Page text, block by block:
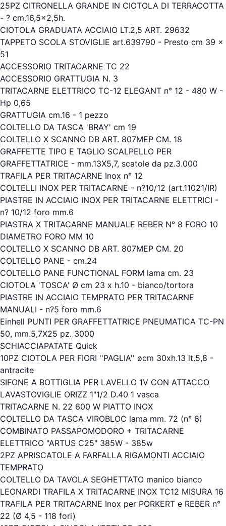
25PZ CITRONELLA GRANDE IN CIOTOLA DI TERRACOTTA
- ? cm.16,5x2,5h.
CIOTOLA GRADUATA ACCIAIO LT.2,5 ART. 29632
TAPPETO SCOLA STOVIGLIE art.639790 - Presto cm 39 x
51
ACCESSORIO TRITACARNE TC 22
ACCESSORIO GRATTUGIA N. 3
TRITACARNE ELETTRICO TC-12 ELEGANT n° 12 - 480 W -
Hp 0,65
GRATTUGIA cm.16 - 1 pezzo
COLTELLO DA TASCA 'BRAY' cm 19
COLTELLO X SCANNO DB ART. 807MEP CM. 18
GRAFFETTE TIPO E TAGLIO SCALPELLO PER
GRAFFETTATRICE - mm.13X5,7, scatole da pz.3.000
TRAFILA PER TRITACARNE Inox n° 12
COLTELLI INOX PER TRITACARNE - n?10/12 (art.11021/IR)
PIASTRE IN ACCIAIO INOX PER TRITACARNE ELETTRICI -
n? 10/12 foro mm.6
PIASTRA X TRITACARNE MANUALE REBER N° 8 FORO 10
DIAMETRO FORO MM 10
COLTELLO X SCANNO DB ART. 807MEP CM. 20
COLTELLO PANE - cm.24
COLTELLO PANE FUNCTIONAL FORM lama cm. 23
CIOTOLA 'TOSCA' Ø cm 23 x h.10 - bianco/tortora
PIASTRE IN ACCIAIO TEMPRATO PER TRITACARNE
MANUALI - n?5 foro mm.6
Einhell PUNTI PER GRAFFETTATRICE PNEUMATICA TC-PN
50, mm.5,7X25 pz. 3000
SCHIACCIAPATATE Quick
10PZ CIOTOLA PER FIORI ''PAGLIA'' øcm 30xh.13 lt.5,8 -
antracite
SIFONE A BOTTIGLIA PER LAVELLO 1V CON ATTACCO
LAVASTOVIGLIE ORIZZ 1"1/2 D.40 1 vasca
TRITACARNE N. 22 600 W PIATTO INOX
COLTELLO DA TASCA VIROBLOC lama mm. 72 (n° 6)
COMBINATO PASSAPOMODORO + TRITACARNE
ELETTRICO "ARTUS C25" 385W - 385w
2PZ APRISCATOLE A FARFALLA RIGAMONTI ACCIAIO
TEMPRATO
COLTELLO DA TAVOLA SEGHETTATO manico bianco
LEONARDI TRAFILA X TRITACARNE INOX TC12 MISURA 16
TRAFILA PER TRITACARNE Inox per PORKERT e REBER n°
22 (Ø 4,5 - 118 fori)